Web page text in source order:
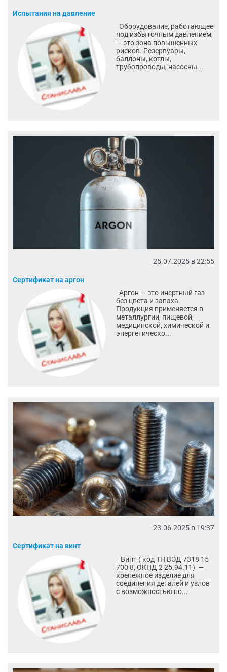
Испытания на давление
Оборудование, работающее
под избыточным давлением,
— это зона повышенных
рисков. Резервуары,
баллоны, котлы,
трубопроводы, насосны...
25.07.2025 в 22:55
Сертификат на аргон
Аргон — это инертный газ
без цвета и запаха.
Продукция применяется в
металлургии, пищевой,
медицинской, химической и
энергетическо...
23.06.2025 в 19:37
Сертификат на винт
Винт ( код ТН ВЭД 7318 15
700 8, ОКПД 2 25.94.11) —
крепежное изделие для
соединения деталей и узлов
с возможностью по...